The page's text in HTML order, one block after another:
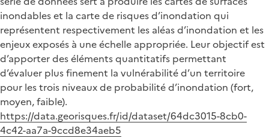
inondables et la carte de risques d’inondation qui
représentent respectivement les aléas d’inondation et les
enjeux exposés à une échelle appropriée. Leur objectif est
d’apporter des éléments quantitatifs permettant
d’évaluer plus finement la vulnérabilité d’un territoire
pour les trois niveaux de probabilité d’inondation (fort,
moyen, faible).
https://data.georisques.fr/id/dataset/64dc3015-8cb0-
4c42-aa7a-9ccd8e34aeb5